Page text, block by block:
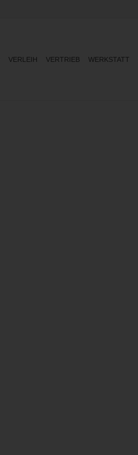
VERLEIH VERTRIEB WERKSTATT